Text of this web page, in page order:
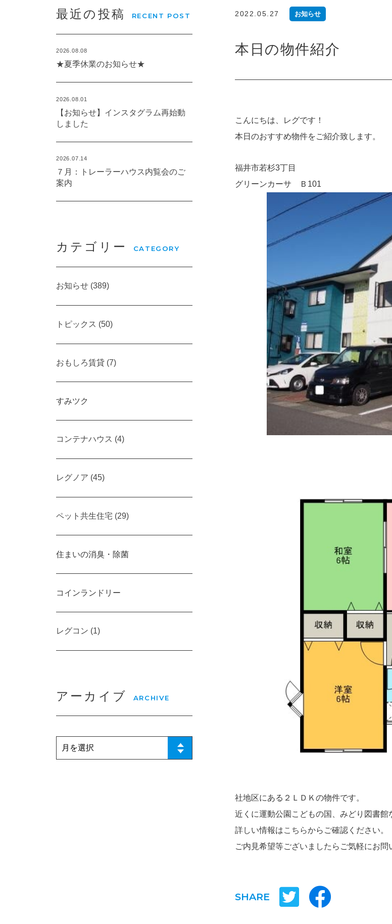
2022.05.27 お知らせ
本日の物件紹介
こんにちは、レグです！
本日のおすすめ物件をご紹介致します。
福井市若杉3丁目
グリーンカーサ Ｂ101
社地区にある２ＬＤＫの物件です。
近くに運動公園こどもの国、みどり図書館
詳しい情報はこちらからご確認ください。
ご内見希望等ございましたらご気軽にお問
SHARE
最近の投稿 RECENT POST
2026.08.08
★夏季休業のお知らせ★
2026.08.01
【お知らせ】インスタグラム再始動
しました
2026.07.14
７月：トレーラーハウス内覧会のご
案内
カテゴリー CATEGORY
お知らせ (389)
トピックス (50)
おもしろ賃貸 (7)
すみツク
コンテナハウス (4)
レグノア (45)
ペット共生住宅 (29)
住まいの消臭・除菌
コインランドリー
レグコン (1)
アーカイブ ARCHIVE